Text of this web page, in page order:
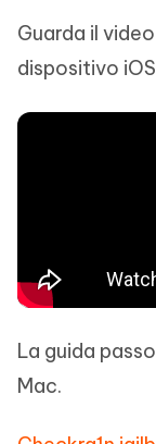
Guarda il
dispositivo
La guida
Mac.